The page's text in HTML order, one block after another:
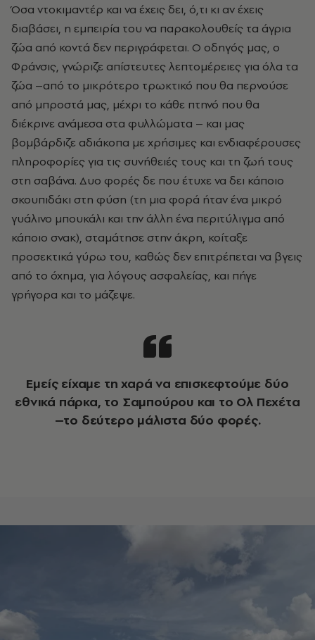
Όσα ντοκιμαντέρ και να έχεις δει, ό,τι κι αν έχεις
διαβάσει, η εμπειρία του να παρακολουθείς τα άγρια
ζώα από κοντά δεν περιγράφεται. Ο οδηγός μας, ο
Φράνσις, γνώριζε απίστευτες λεπτομέρειες για όλα τα
ζώα –από το μικρότερο τρωκτικό που θα περνούσε
από μπροστά μας, μέχρι το κάθε πτηνό που θα
διέκρινε ανάμεσα στα φυλλώματα – και μας
βομβάρδιζε αδιάκοπα με χρήσιμες και ενδιαφέρουσες
πληροφορίες για τις συνήθειές τους και τη ζωή τους
στη σαβάνα. Δυο φορές δε που έτυχε να δει κάποιο
σκουπιδάκι στη φύση (τη μια φορά ήταν ένα μικρό
γυάλινο μπουκάλι και την άλλη ένα περιτύλιγμα από
κάποιο σνακ), σταμάτησε στην άκρη, κοίταξε
προσεκτικά γύρω του, καθώς δεν επιτρέπεται να βγεις
από το όχημα, για λόγους ασφαλείας, και πήγε
γρήγορα και το μάζεψε.
Εμείς είχαμε τη χαρά να επισκεφτούμε δύο
εθνικά πάρκα, το Σαμπούρου και το Ολ Πεχέτα
–το δεύτερο μάλιστα δύο φορές.